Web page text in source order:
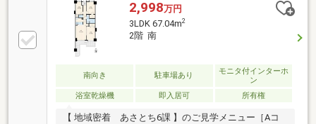
2,998万円
3LDK 67.04m2
2階 南
南向き 駐車場あり
モニタ付インターホ
ン
浴室乾燥機
即入居可 所有権
【 地域密着 あさとち6課 】のご見学メニュー［Aコ